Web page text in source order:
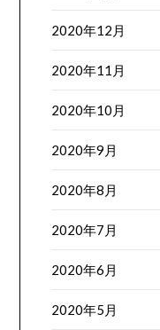
2020年12月
2020年11月
2020年10月
2020年9月
2020年8月
2020年7月
2020年6月
2020年5月